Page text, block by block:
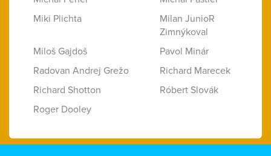
Miki Plichta
Milan JunioR
Zimnýkoval
Miloš Gajdoš
Pavol Minár
Radovan Andrej Grežo
Richard Marecek
Richard Shotton
Róbert Slovák
Roger Dooley